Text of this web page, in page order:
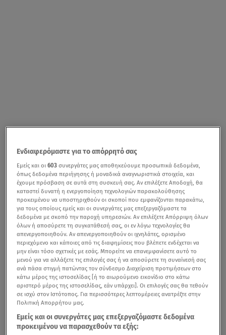
Ενδιαφερόμαστε για το απόρρητό σας
Εμείς και οι603 συνεργάτες μας αποθηκεύουμε προσωπικά δεδομένα,
όπως δεδομένα περιήγησης ή μοναδικά αναγνωριστικά στοιχεία, και
έχουμε πρόσβαση σε αυτά στη συσκευή σας. Αν επιλέξετε Αποδοχή, θα
καταστεί δυνατή η ενεργοποίηση τεχνολογιών παρακολούθησης
προκειμένου να υποστηριχθούν οι σκοποί που εμφανίζονται παρακάτω,
για τους οποίους εμείς και οι συνεργάτες μας επεξεργαζόμαστε τα
δεδομένα με σκοπό την παροχή υπηρεσιών. Αν επιλέξετε Απόρριψη όλων
όλων ή αποσύρετε τη συγκατάθεσή σας, οι εν λόγω τεχνολογίες θα
απενεργοποιηθούν. Αν απενεργοποιηθούν οι ιχνηλάτες, ορισμένο
περιεχόμενο και κάποιες από τις διαφημίσεις που βλέπετε ενδέχεται να
μην είναι τόσο σχετικές με εσάς. Μπορείτε να επανεμφανίσετε αυτό το
μενού για να αλλάξετε τις επιλογές σας ή να αποσύρετε τη συναίνεσή σας
ανά πάσα στιγμή πατώντας τον σύνδεσμο Διαχείριση προτιμήσεων στο
κάτω μέρος της ιστοσελίδας [ή το αιωρούμενο εικονίδιο στο κάτω
αριστερό μέρος της ιστοσελίδας, εάν υπάρχει]. Οι επιλογές σας θα τεθούν
σε ισχύ στον Ιστότοπος. Για περισσότερες λεπτομέρειες ανατρέξτε στην
Πολιτική Απορρήτου μας.
Εμείς και οι συνεργάτες μας επεξεργαζόμαστε δεδομένα
προκειμένου να παρασχεθούν τα εξής: